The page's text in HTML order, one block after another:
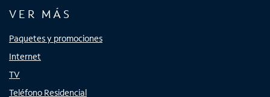
VER MÁS
Paquetes y promociones
Internet
TV
Teléfono Residencial